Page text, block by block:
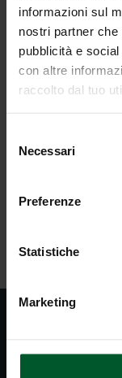
informazioni sul
nostri partner
pubblicità e
con altre
raccolto dal tuo
delNecessari
Preferenze
Statistiche
Marketing
km da San
Plan de
Piccola
Regalo di